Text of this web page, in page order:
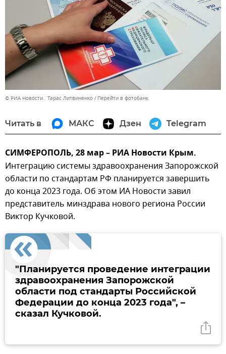
© РИА Новости . Тарас Литвиненко Перейти в фотобанк
Читать в МАКС Дзен Telegram
СИМФЕРОПОЛЬ, 28 мар – РИА Новости Крым.
Интеграцию системы здравоохранения Запорожской
области по стандартам РФ планируется завершить
до конца 2023 года. Об этом ИА Новости завил
представитель минздрава нового региона России
Виктор Кучковой.
"Планируется проведение интеграции
здравоохранения Запорожской
области под стандарты Российской
Федерации до конца 2023 года", –
сказал Кучковой.